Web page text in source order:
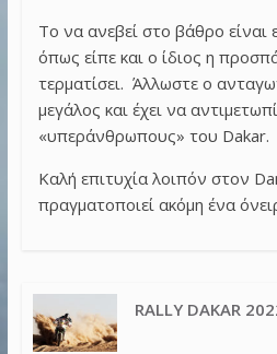
Το να ανεβεί στο βάθρο
όπως είπε και ο ίδιος η
τερματίσει. Άλλωστε ο
μεγάλος και έχει να
«υπεράνθρωπους» του Dakar.
Καλή επιτυχία λοιπόν στον
πραγματοποιεί ακόμη ένα
RALLY DAKAR